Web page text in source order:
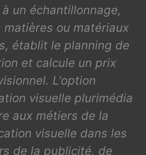
un échantillonnage,
matières ou matériaux
établit le planning de
et calcule un prix
L'option
visuelle plurimédia
aux métiers de la
visuelle dans les
de la publicité, de